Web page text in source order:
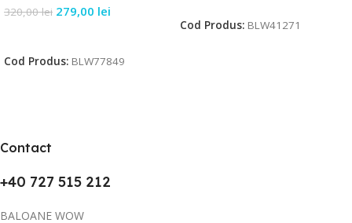
320,00lei 279,00 lei
Cod Produs: BLW77849
Cod Produs: BLW41271
Contact
+40 727 515 212
BALOANE WOW